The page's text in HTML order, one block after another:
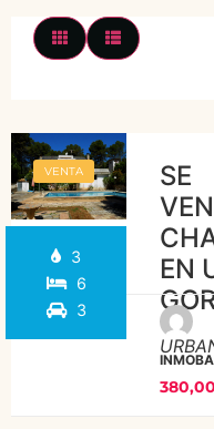
VENTA
3
6
3
SE
EN